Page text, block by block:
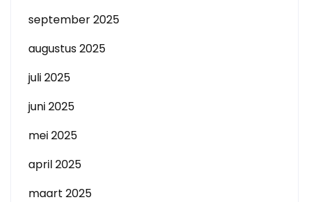
september 2025
augustus 2025
juli 2025
juni 2025
mei 2025
april 2025
maart 2025